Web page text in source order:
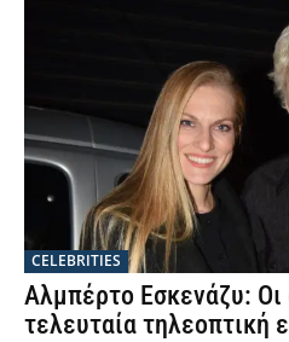
CELEBRITIES
Αλμπέρτο Εσκενάζυ:
τελευταία τηλεοπτική